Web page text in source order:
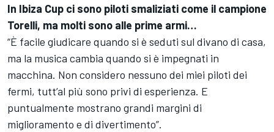
In Ibiza Cup ci sono piloti smaliziati come il campione
Torelli, ma molti sono alle prime armi…
“È facile giudicare quando si è seduti sul divano di casa,
ma la musica cambia quando si è impegnati in
macchina. Non considero nessuno dei miei piloti dei
fermi, tutt’al più sono privi di esperienza. E
puntualmente mostrano grandi margini di
miglioramento e di divertimento”.